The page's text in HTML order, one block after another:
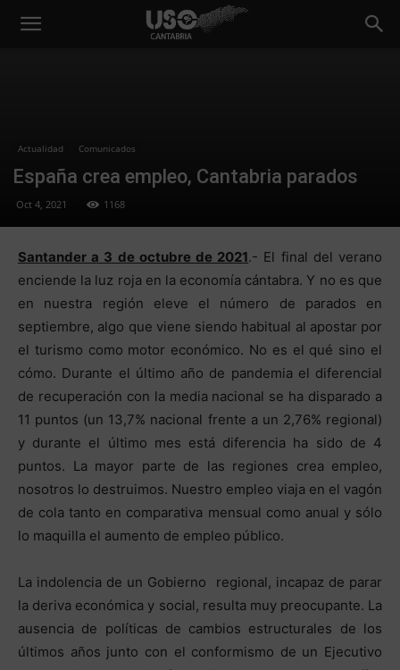
Actualidad Comunicados
España crea empleo, Cantabria parados
Oct 4, 2021 1168
Santander a 3 de octubre de 2021.- El final del verano
enciende la luz roja en la economía cántabra. Y no es que
en nuestra región eleve el número de parados en
septiembre, algo que viene siendo habitual al apostar por
el turismo como motor económico. No es el qué sino el
cómo. Durante el último año de pandemia el diferencial
de recuperación con la media nacional se ha disparado a
11 puntos (un 13,7% nacional frente a un 2,76% regional)
y durante el último mes está diferencia ha sido de 4
puntos. La mayor parte de las regiones crea empleo,
nosotros lo destruimos. Nuestro empleo viaja en el vagón
de cola tanto en comparativa mensual como anual y sólo
lo maquilla el aumento de empleo público.
La indolencia de un Gobierno regional, incapaz de parar
la deriva económica y social, resulta muy preocupante. La
ausencia de políticas de cambios estructurales de los
últimos años junto con el conformismo de un Ejecutivo